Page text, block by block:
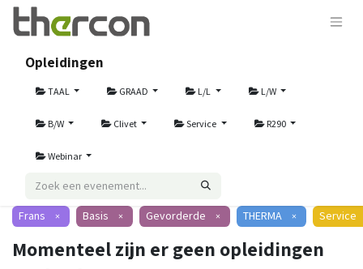
Opleidingen
TAAL GRAAD L/L L/W
B/W Clivet Service R290
Webinar
Frans × Basis × Gevorderde × THERMA × Service
Momenteel zijn er geen opleidingen